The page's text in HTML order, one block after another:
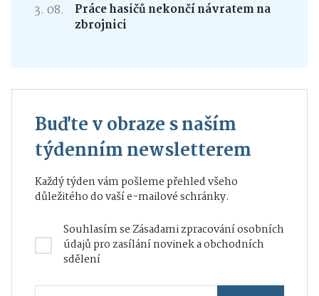
3. 08.
Práce hasičů nekončí návratem na
zbrojnici
Buďte v obraze s naším
týdenním newsletterem
Každý týden vám pošleme přehled všeho
důležitého do vaší e-mailové schránky.
Souhlasím seZásadami zpracování osobních
údajůpro zasílání novinek a obchodních
sdělení